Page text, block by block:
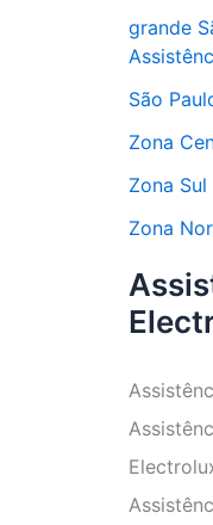
grande
São
Zona
Zona
Zona